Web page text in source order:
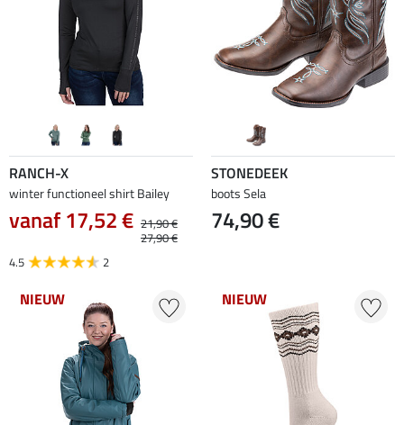
RANCH-X
winter functioneel shirt Bailey
vanaf 17,52 € 21,90 €
27,90 €
4.5
2
STONEDEEK
boots Sela
74,90 €
NIEUW NIEUW